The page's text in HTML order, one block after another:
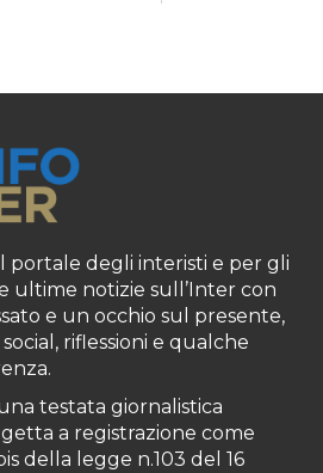
portale degli interisti e per gli
ultime notizie sull’Inter con
e un occhio sul presente,
riflessioni e qualche
testata giornalistica
a registrazione come
della legge n.103 del 16